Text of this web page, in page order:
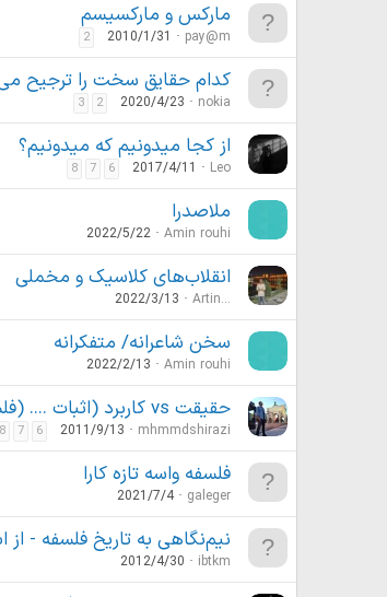
مارکس و مارکسیسم
pay@m
2010/1/31
2
کدام حقایق سخت را ترجیح می
nokia
2020/4/23
2
3
از کجا میدونیم که میدونیم؟
Leo
2017/4/11
6
7
8
ملاصدرا
Amin rouhi
2022/5/22
انقلاب‌های کلاسیک و مخملی
Artin...
2022/3/13
سخن شاعرانه/ متفکرانه
Amin rouhi
2022/2/13
حقیقت vs کاربرد (اثبات .... (فلسفه) خودکشی)
mhmmdshirazi
2011/9/13
6
7
8
فلسفه واسه تازه کارا
galeger
2021/7/4
نیم‌نگاهی به تاریخ فلسفه - از
ibtkm
2012/4/30